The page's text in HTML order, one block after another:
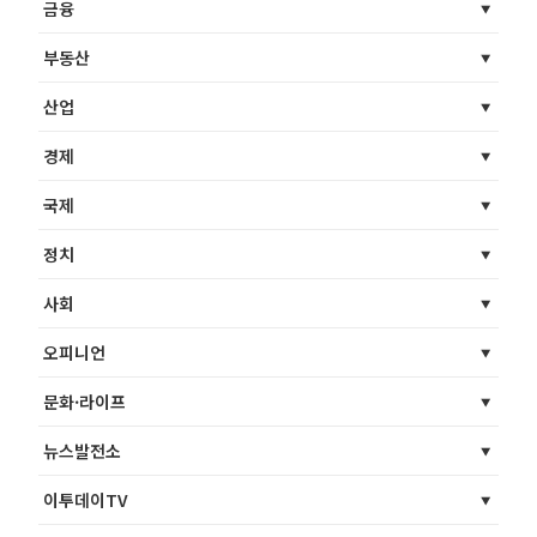
금융
부동산
산업
경제
국제
정치
사회
오피니언
문화·라이프
뉴스발전소
이투데이TV